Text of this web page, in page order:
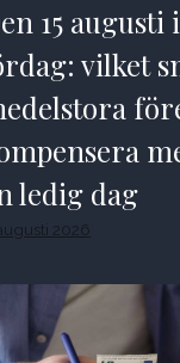
15
vilket
ledig dag
2026